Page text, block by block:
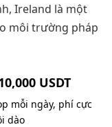
Ireland là một
môi trường pháp
USDT
mỗi ngày, phí cực
dào